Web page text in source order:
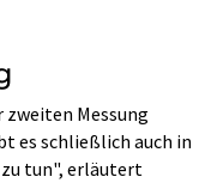
zweiten Messung
es schließlich auch in
tun", erläutert